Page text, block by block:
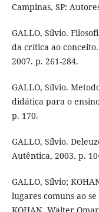
Campinas, SP:
GALLO, Sílvio.
da crítica ao
2007. p. 261-284.
GALLO, Sílvio.
didática para o
p. 170.
GALLO, Sílvio.
Autêntica, 2003. p.
GALLO, Sílvio;
lugares comuns ao